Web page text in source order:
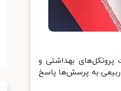
بهداشتی و
به پرسش‌ها پاسخ